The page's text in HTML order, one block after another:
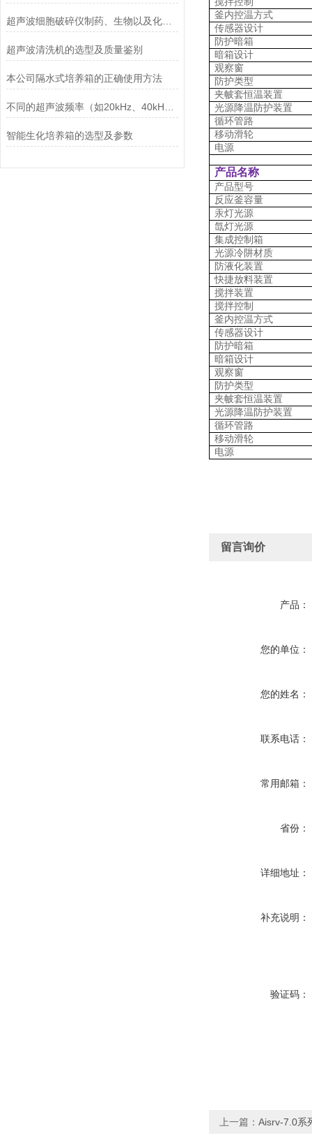
超声波细胞破碎仪制药、生物以及化工品行业的运用
超声波清洗机的选型及质量鉴别
本公司隔水式培养箱的正确使用方法
智能生化培养箱的选型及参数
釜内控温方式
传感器设计
防护暗箱
暗箱设计
观察窗
防护类型
夹帔套恒温装置
光源降温防护装置
循环管路
移动滑轮
电源
产品名称
产品型号
反应釜容量
汞灯光源
氙灯光源
集成控制箱
光源冷阱材质
防液化装置
快捷放料装置
搅拌装置
搅拌控制
釜内控温方式
传感器设计
防护暗箱
暗箱设计
观察窗
防护类型
夹帔套恒温装置
光源降温防护装置
循环管路
移动滑轮
电源
留言询价
产品：
您的单位：
您的姓名：
联系电话：
常用邮箱：
省份：
详细地址：
补充说明：
验证码：
上一篇： Aisrv-7.0系